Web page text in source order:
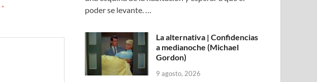
*
poder se levante. …
La alternativa | Confidencias
a medianoche (Michael
Gordon)
9 agosto, 2026